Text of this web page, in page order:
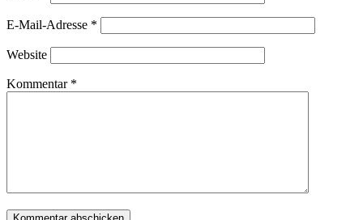
E-Mail-Adresse *
Website
Kommentar *